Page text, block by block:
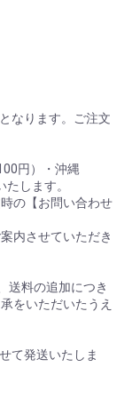
なります。ご注文
円）・沖縄
します。
の【お問い合わせ
内させていただき
送料の追加につき
をいただいたうえ
て発送いたしま